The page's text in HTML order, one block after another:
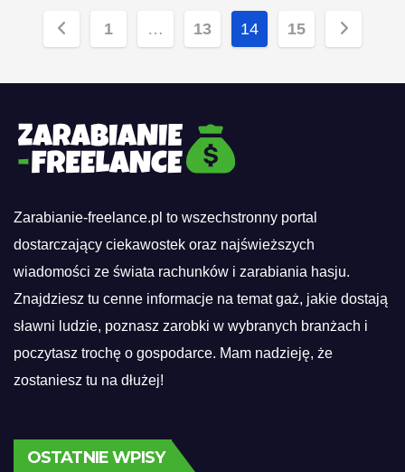
Stronicowanie
1 … 13 14 15
Zarabianie-freelance.pl to wszechstronny portal
dostarczający ciekawostek oraz najświeższych
wiadomości ze świata rachunków i zarabiania hasju.
Znajdziesz tu cenne informacje na temat gaż, jakie dostają
sławni ludzie, poznasz zarobki w wybranych branżach i
poczytasz trochę o gospodarce. Mam nadzieję, że
zostaniesz tu na dłużej!
OSTATNIE WPISY